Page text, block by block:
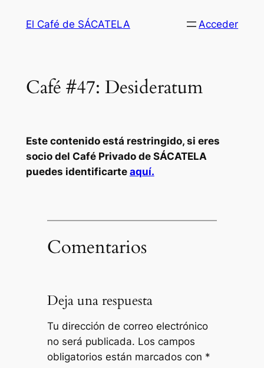
El Café de SÁCATELA Acceder
Café #47: Desideratum
Este contenido está restringido, si eres
socio del Café Privado de SÁCATELA
puedes identificarte aquí.
Comentarios
Deja una respuesta
Tu dirección de correo electrónico
no será publicada. Los campos
obligatorios están marcados con *